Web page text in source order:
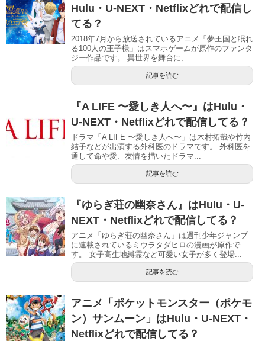
Hulu・U-NEXT・Netflixどれで配信し
てる？
2018年7月から放送されているアニメ「夢王国と眠れ
る100人の王子様」はスマホゲームが原作のファンタ
ジー作品です。 異世界を舞台に、...
記事を読む
『A LIFE 〜愛しき人へ〜』はHulu・
U-NEXT・Netflixどれで配信してる？
ドラマ「A LIFE 〜愛しき人へ〜」は木村拓哉や竹内
結子などが出演する外科医のドラマです。 外科医を
通して命や愛、友情を描いたドラマ...
記事を読む
『ゆらぎ荘の幽奈さん』はHulu・U-
NEXT・Netflixどれで配信してる？
アニメ「ゆらぎ荘の幽奈さん」は週刊少年ジャンプ
に連載されているミウラタダヒロの漫画が原作で
す。 女子高生地縛霊など可愛い女子が多く登場...
記事を読む
アニメ「ポケットモンスター（ポケモ
ン）サンムーン」はHulu・U-NEXT・
Netflixどれで配信してる？